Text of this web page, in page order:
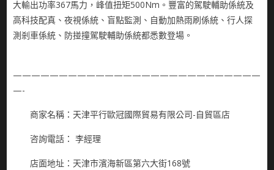
大輸出功率367馬力，峰值扭矩500Nm。豐富的駕駛輔助係統及
高科技配真、夜視係統、盲點監測、自動加熱雨刷係統、行人探
測剎車係統、防掽撞駕駛輔助係統都悉數登場。
———————————————————————————
—-
商家名稱：天津平行歐冠國際貿易有限公司-自貿區店
咨詢電話： 李經理
店面地址：天津市濱海新區第六大街168號